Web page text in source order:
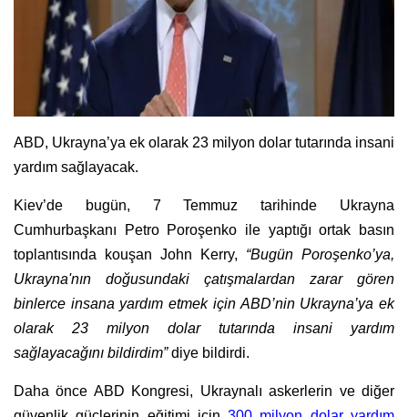
ABD, Ukrayna’ya ek olarak 23 milyon dolar tutarında insani
yardım sağlayacak.
Kiev’de bugün, 7 Temmuz tarihinde Ukrayna
Cumhurbaşkanı Petro Poroşenko ile yaptığı ortak basın
toplantısında kouşan John Kerry, “Bugün Poroşenko’ya,
Ukrayna'nın doğusundaki çatışmalardan zarar gören
binlerce insana yardım etmek için ABD’nin Ukrayna’ya ek
olarak 23 milyon dolar tutarında insani yardım
sağlayacağını bildirdim”diye bildirdi.
Daha önce ABD Kongresi, Ukraynalı askerlerin ve diğer